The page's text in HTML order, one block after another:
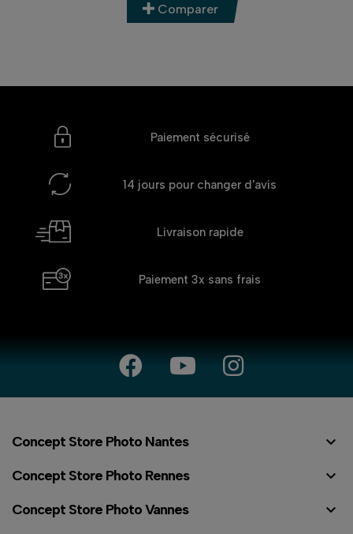
Comparer
Paiement sécurisé
14 jours pour changer d'avis
Livraison rapide
Paiement 3x sans frais
Concept Store Photo Nantes 
Concept Store Photo Rennes 
Concept Store Photo Vannes 